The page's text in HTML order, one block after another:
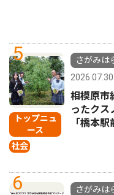
5
トップニュ
ース
社会
さがみは
2026.07.30
相模原市
ったク
「橋本駅
6
さがみは